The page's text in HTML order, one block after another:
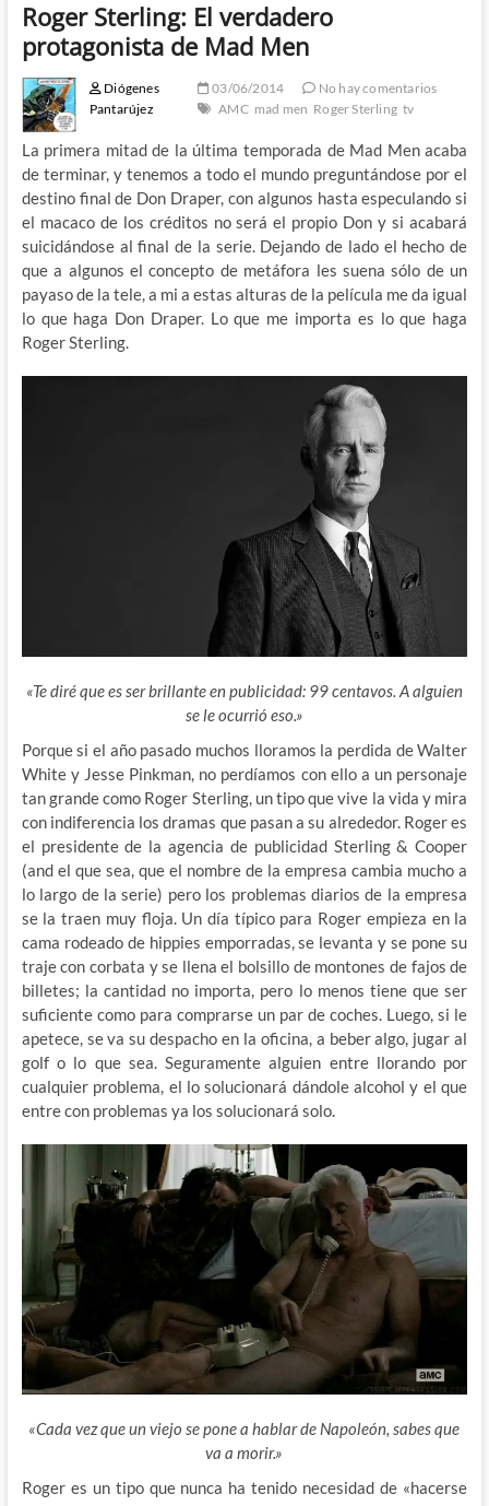
Roger Sterling: El verdadero
protagonista de Mad Men
Diógenes
Pantarújez
03/06/2014
No hay comentarios
AMC mad men Roger Sterling tv
La primera mitad de la última temporada de Mad Men acaba
de terminar, y tenemos a todo el mundo preguntándose por el
destino final de Don Draper, con algunos hasta especulando si
el macaco de los créditos no será el propio Don y si acabará
suicidándose al final de la serie. Dejando de lado el hecho de
que a algunos el concepto de metáfora les suena sólo de un
payaso de la tele, a mi a estas alturas de la película me da igual
lo que haga Don Draper. Lo que me importa es lo que haga
Roger Sterling.
«Te diré que es ser brillante en publicidad: 99 centavos. A alguien
se le ocurrió eso.»
Porque si el año pasado muchos lloramos la perdida de Walter
White y Jesse Pinkman, no perdíamos con ello a un personaje
tan grande como Roger Sterling, un tipo que vive la vida y mira
con indiferencia los dramas que pasan a su alrededor. Roger es
el presidente de la agencia de publicidad Sterling & Cooper
(and el que sea, que el nombre de la empresa cambia mucho a
lo largo de la serie) pero los problemas diarios de la empresa
se la traen muy floja. Un día típico para Roger empieza en la
cama rodeado de hippies emporradas, se levanta y se pone su
traje con corbata y se llena el bolsillo de montones de fajos de
billetes; la cantidad no importa, pero lo menos tiene que ser
suficiente como para comprarse un par de coches. Luego, si le
apetece, se va su despacho en la oficina, a beber algo, jugar al
golf o lo que sea. Seguramente alguien entre llorando por
cualquier problema, el lo solucionará dándole alcohol y el que
entre con problemas ya los solucionará solo.
«Cada vez que un viejo se pone a hablar de Napoleón, sabes que
va a morir.»
Roger es un tipo que nunca ha tenido necesidad de «hacerse